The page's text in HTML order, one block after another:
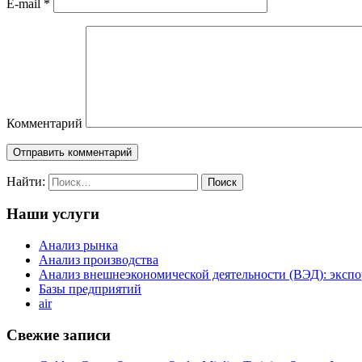
E-mail *
Комментарий
Найти:
Наши услуги
Анализ рынка
Анализ производства
Анализ внешнеэкономической деятельности (ВЭД):
Базы предприятий
air
Свежие записи